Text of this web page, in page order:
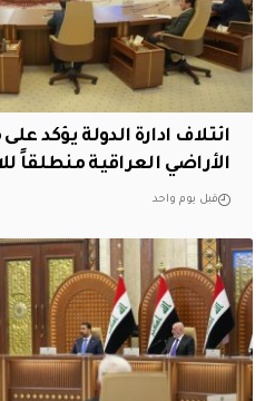
ائتلاف ادارة الدولة يؤكد
الأراضي العراقية منطلقاً
قبل يوم واحد